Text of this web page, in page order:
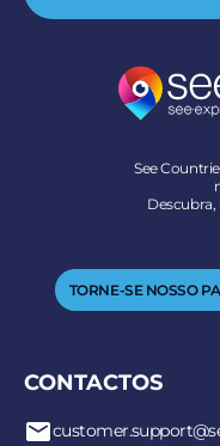
See
TORNE-SE NOSSO
CONTACTOS